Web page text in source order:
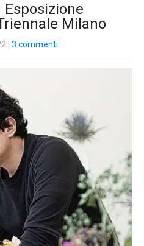
Esposizione
Milano
3 commenti